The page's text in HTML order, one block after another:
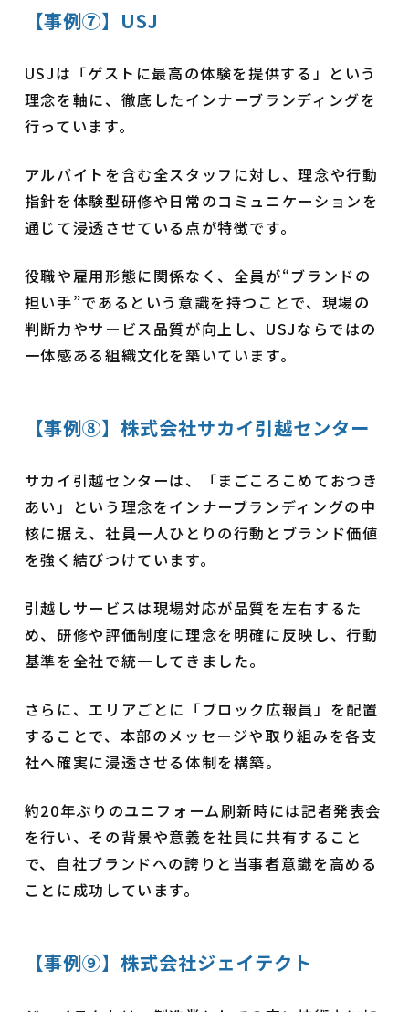
【事例⑦】USJ
USJは「ゲストに最高の体験を提供する」という
理念を軸に、徹底したインナーブランディングを
行っています。
アルバイトを含む全スタッフに対し、理念や行動
指針を体験型研修や日常のコミュニケーションを
通じて浸透させている点が特徴です。
役職や雇用形態に関係なく、全員が“ブランドの
担い手”であるという意識を持つことで、現場の
判断力やサービス品質が向上し、USJならではの
一体感ある組織文化を築いています。
【事例⑧】株式会社サカイ引越センター
サカイ引越センターは、「まごころこめておつき
あい」という理念をインナーブランディングの中
核に据え、社員一人ひとりの行動とブランド価値
を強く結びつけています。
引越しサービスは現場対応が品質を左右するた
め、研修や評価制度に理念を明確に反映し、行動
基準を全社で統一してきました。
さらに、エリアごとに「ブロック広報員」を配置
することで、本部のメッセージや取り組みを各支
社へ確実に浸透させる体制を構築。
約20年ぶりのユニフォーム刷新時には記者発表会
を行い、その背景や意義を社員に共有すること
で、自社ブランドへの誇りと当事者意識を高める
ことに成功しています。
【事例⑨】株式会社ジェイテクト